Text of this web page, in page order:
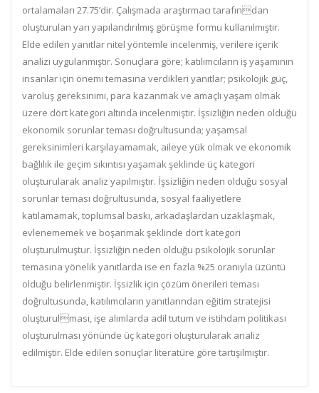
ortalamaları 27.75’dir. Çalışmada araştırmacı tarafından
oluşturulan yarı yapılandırılmış görüşme formu kullanılmıştır.
Elde edilen yanıtlar nitel yöntemle incelenmiş, verilere içerik
analizi uygulanmıştır. Sonuçlara göre; katılımcıların iş yaşamının
insanlar için önemi temasına verdikleri yanıtlar; psikolojik güç,
varoluş gereksinimi, para kazanmak ve amaçlı yaşam olmak
üzere dört kategori altında incelenmiştir. İşsizliğin neden olduğu
ekonomik sorunlar teması doğrultusunda; yaşamsal
gereksinimleri karşılayamamak, aileye yük olmak ve ekonomik
bağlılık ile geçim sıkıntısı yaşamak şeklinde üç kategori
oluşturularak analiz yapılmıştır. İşsizliğin neden olduğu sosyal
sorunlar teması doğrultusunda, sosyal faaliyetlere
katılamamak, toplumsal baskı, arkadaşlardan uzaklaşmak,
evlenememek ve boşanmak şeklinde dört kategori
oluşturulmuştur. İşsizliğin neden olduğu psikolojik sorunlar
temasına yönelik yanıtlarda ise en fazla %25 oranıyla üzüntü
olduğu belirlenmiştir. İşsizlik için çözüm önerileri teması
doğrultusunda, katılımcıların yanıtlarından eğitim stratejisi
oluşturulması, işe alımlarda adil tutum ve istihdam politikası
oluşturulması yönünde üç kategori oluşturularak analiz
edilmiştir. Elde edilen sonuçlar literatüre göre tartışılmıştır.